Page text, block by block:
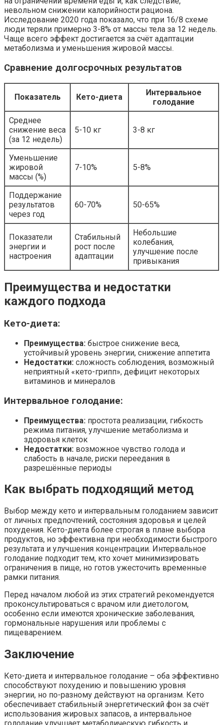
невольном снижении калорийности рациона.
Исследование 2020 года показало, что при 16/8 схеме
люди теряли примерно 3-8% от массы тела за 12 недель.
Чаще всего эффект достигается за счёт адаптации
метаболизма и уменьшения жировой массы.
Сравнение долгосрочных результатов
Показатель Кето-диета
Интервальное
голодание
Среднее
снижение веса
(за 12 недель)
5-10 кг 3-8 кг
Уменьшение
жировой
массы (%)
7-10% 5-8%
Поддержание
результатов
через год
60-70% 50-65%
Показатели
энергии и
настроения
Стабильный
рост после
адаптации
Небольшие
колебания,
улучшение после
привыкания
Преимущества и недостатки
каждого подхода
Кето-диета:
Преимущества: быстрое снижение веса,
устойчивый уровень энергии, снижение аппетита
Недостатки: сложность соблюдения, возможный
неприятный «кето-грипп», дефицит некоторых
витаминов и минералов
Интервальное голодание:
Преимущества: простота реализации, гибкость
режима питания, улучшение метаболизма и
здоровья клеток
Недостатки: возможное чувство голода и
слабость в начале, риски переедания в
разрешённые периоды
Как выбрать подходящий метод
Выбор между кето и интервальным голоданием зависит
от личных предпочтений, состояния здоровья и целей
похудения. Кето-диета более строгая в плане выбора
продуктов, но эффективна при необходимости быстрого
результата и улучшения концентрации. Интервальное
голодание подходит тем, кто хочет минимизировать
ограничения в пище, но готов ужесточить временные
рамки питания.
Перед началом любой из этих стратегий рекомендуется
проконсультироваться с врачом или диетологом,
особенно если имеются хронические заболевания,
гормональные нарушения или проблемы с
пищеварением.
Заключение
Кето-диета и интервальное голодание – оба эффективно
способствуют похудению и повышению уровня
энергии, но по-разному действуют на организм. Кето
обеспечивает стабильный энергетический фон за счёт
использования жировых запасов, а интервальное